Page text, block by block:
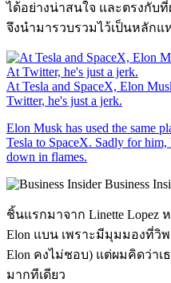
ได้อย่างน่าสนใจ และตรงกับ
จึงนำมารวบรวมไว้เป็นหลักแ
At Tesla and SpaceX, Elon
Twitter, he's just a jerk.
Elon Musk has used the same
Tesla to SpaceX. Sadly for
down in flames.
Business
ชิ้นแรกมาจาก Linette Lopez
Elon แบน เพราะมีมุมมองที่วิ
Elon คงไม่ชอบ) แต่ผมคิดว่าเ
มากทีเดียว